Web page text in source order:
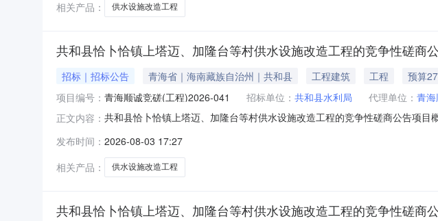
相关产品：
供水设施改造工程
共和县恰卜恰镇上塔迈、加隆台等村供水设施改造工程的竞争性磋商
招标｜招标公告 青海省｜海南藏族自治州｜共和县 工程建筑 工程 预算
项目编号： 青海顺诚竞磋(工程)2026-041 招标单位： 共和县水利局 代理单位： 青
正文内容： 共和县恰卜恰镇上塔迈、加隆台等村供水设施改造工程的竞争性磋商公告项
获取获取采购文件，并于2026年08月14日09:00（北京时间）前提交响应文
加隆台等村供水设施改造工程采购方式：竞争性磋商预算金额（元）：
施改造工程
发布时间： 2026-08-03 17:27
相关产品：
供水设施改造工程
共和县恰卜恰镇上塔迈、加隆台等村供水设施改造工程的竞争性磋商